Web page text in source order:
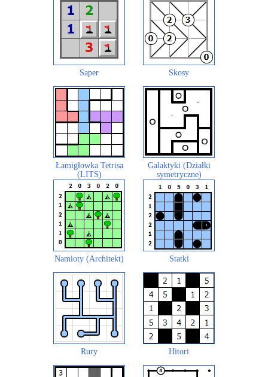
Saper Skosy
Łamigłowka Tetrisa
(LITS)
Galaktyki (Działki
symetryczne)
Namioty (Architekt) Statki
Rury Hitori